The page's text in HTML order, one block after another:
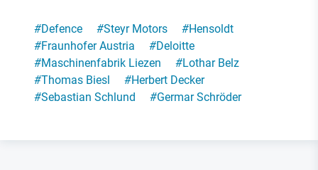
#Defence #Steyr Motors #Hensoldt
#Fraunhofer Austria #Deloitte
#Maschinenfabrik Liezen #Lothar Belz
#Thomas Biesl #Herbert Decker
#Sebastian Schlund #Germar Schröder